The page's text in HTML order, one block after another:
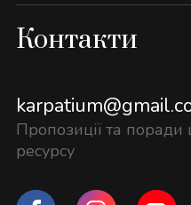
Контакти
Пропозиції та
ресурсу